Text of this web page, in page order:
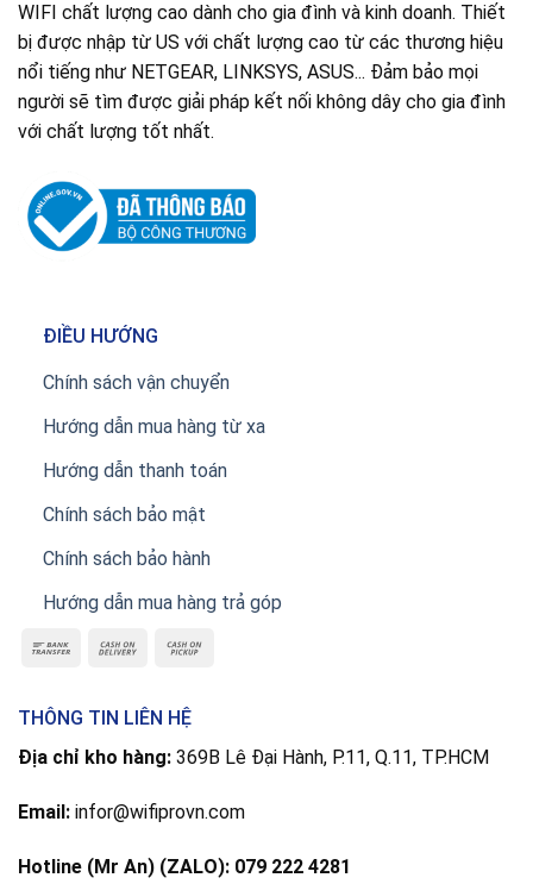
WIFI chất lượng cao dành cho gia đình và kinh doanh. Thiết
bị được nhập từ US với chất lượng cao từ các thương hiệu
nổi tiếng như NETGEAR, LINKSYS, ASUS... Đảm bảo mọi
người sẽ tìm được giải pháp kết nối không dây cho gia đình
với chất lượng tốt nhất.
ĐIỀU HƯỚNG
Chính sách vận chuyển
Hướng dẫn mua hàng từ xa
Hướng dẫn thanh toán
Chính sách bảo mật
Chính sách bảo hành
Hướng dẫn mua hàng trả góp
THÔNG TIN LIÊN HỆ
Địa chỉ kho hàng: 369B Lê Đại Hành, P.11, Q.11, TP.HCM
Email: infor@wifiprovn.com
Hotline (Mr An) (ZALO): 079 222 4281